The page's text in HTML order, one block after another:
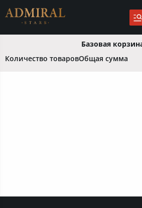
Базовая
Количество товаровОбщая сумма